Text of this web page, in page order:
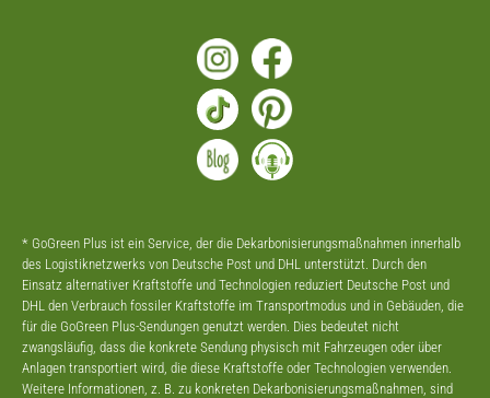
* GoGreen Plus ist ein Service, der die Dekarbonisierungsmaßnahmen innerhalb
des Logistiknetzwerks von Deutsche Post und DHL unterstützt. Durch den
Einsatz alternativer Kraftstoffe und Technologien reduziert Deutsche Post und
DHL den Verbrauch fossiler Kraftstoffe im Transportmodus und in Gebäuden, die
für die GoGreen Plus-Sendungen genutzt werden. Dies bedeutet nicht
zwangsläufig, dass die konkrete Sendung physisch mit Fahrzeugen oder über
Anlagen transportiert wird, die diese Kraftstoffe oder Technologien verwenden.
Weitere Informationen, z. B. zu konkreten Dekarbonisierungsmaßnahmen, sind